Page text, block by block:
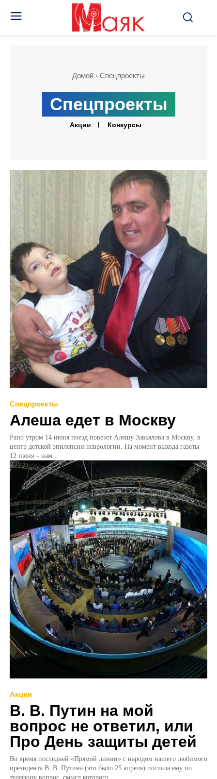
Домой Спецпроекты
Спецпроекты
Акции Конкурсы
Спецпроекты
Алеша едет в Москву
Рано утром 14 июня поезд повезет Алешу Завьялова в Москву, в
центр детской эпилепсии неврологии. На момент выхода газеты –
12 июня – нам...
Акции
В. В. Путин на мой
вопрос не ответил, или
Про День защиты детей
Во время последней «Прямой линии» с народом нашего любимого
президента В. В. Путина (это было 25 апреля) послала ему по
телефону вопрос, смысл которого...